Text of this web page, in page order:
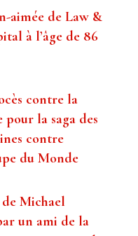
aimée de Law &
à l’âge de 86
contre la
la saga des
contre
du Monde
Michael
un ami de la